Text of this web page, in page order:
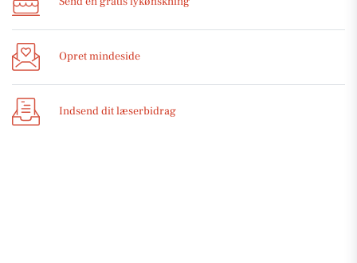
Opret mindeside
Indsend dit læserbidrag